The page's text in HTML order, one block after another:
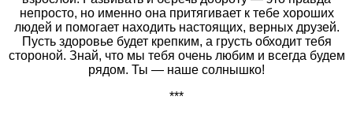
непросто, но именно она притягивает к тебе хороших
людей и помогает находить настоящих, верных друзей.
Пусть здоровье будет крепким, а грусть обходит тебя
стороной. Знай, что мы тебя очень любим и всегда будем
рядом. Ты — наше солнышко!
***